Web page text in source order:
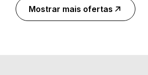
Mostrar mais ofertas